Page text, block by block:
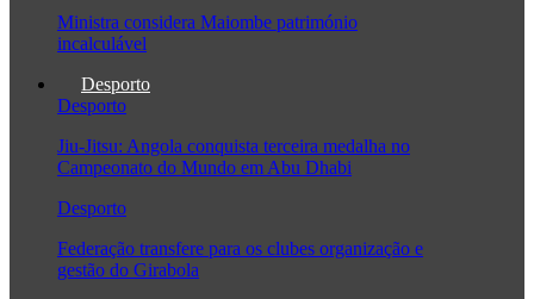
Ministra considera Maiombe património
incalculável
Desporto
Desporto
Jiu-Jitsu: Angola conquista terceira medalha no
Campeonato do Mundo em Abu Dhabi
Desporto
Federação transfere para os clubes organização e
gestão do Girabola